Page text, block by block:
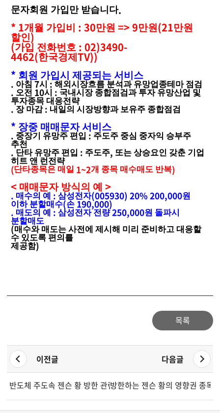
문자회원 가입만 받습니다.
* 1개월 가입비 : 30만원=> 9만원 (21만원
할인)
(가입 전화번호 : 02)3490-
4462(한국경제TV))
* 회원 가입시 제공되는 서비스
. 아침7시 :해외시장흐름 분석과 유망업종테마 점검
. 오전 10시 : 국내시장 종합점검과 투자 유망산업 및
투자종목 대응전략
.장 마감 : 내일의 시장방향과 보유주 종합점검
* 장중 매매문자 서비스
. 중장기 유망주 편입 : 주도주 중심 중자익 승부주
추천
.단타 유망주 편입 : 주도주, 또는 상승요인 갖춘 기업
히트 앤 런전략
(단타종목은 매일 1~2개 종목 매수매도 반복)
< 매매문자 방식의 예>
. 매수의 예 :삼성전자(005930) 20% 200,000원
이하 분할매수(손 190,000)
. 매도의 예 :삼성전자 전량250,000원 돌파시
분할매도
(매수와 매도는 사전에 제시해 미리 준비하고 대응할
수 있도록 편의를
제공함)
목록
이전글 다음글
반도체 주도속 젠슨 황 방한 관련 로봇, AI주 주목
방한하는 젠슨 황의 영향권 종목